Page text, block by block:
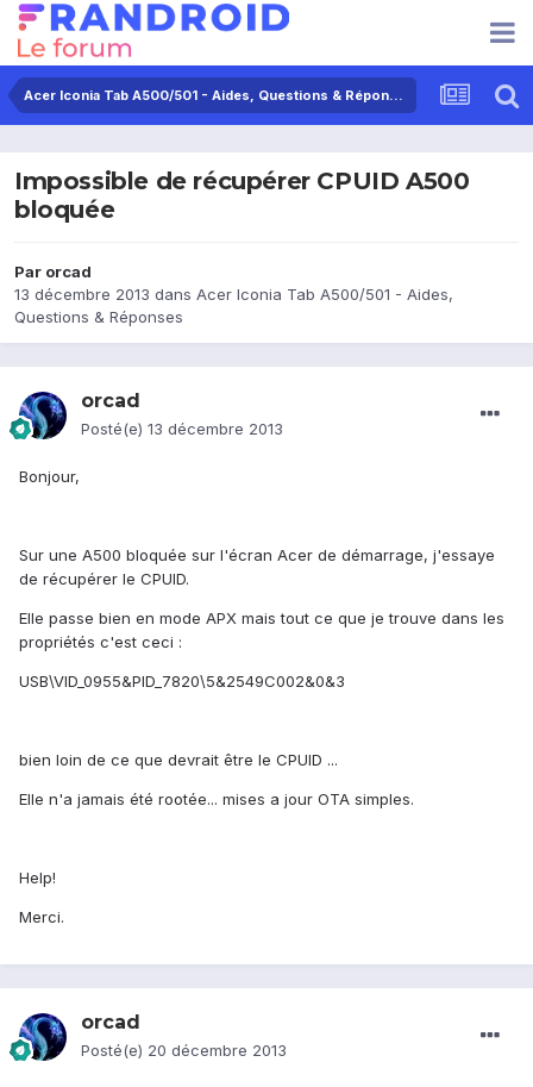
Acer Iconia Tab A500/501 - Aides, Questions & Réponses
Impossible de récupérer CPUID A500
bloquée
Par orcad
13 décembre 2013 dans Acer Iconia Tab A500/501 - Aides,
Questions & Réponses
orcad
Posté(e) 13 décembre 2013
Bonjour,
Sur une A500 bloquée sur l'écran Acer de démarrage, j'essaye
de récupérer le CPUID.
Elle passe bien en mode APX mais tout ce que je trouve dans les
propriétés c'est ceci :
USB\VID_0955&PID_7820\5&2549C002&0&3
bien loin de ce que devrait être le CPUID ...
Elle n'a jamais été rootée... mises a jour OTA simples.
Help!
Merci.
orcad
Posté(e) 20 décembre 2013